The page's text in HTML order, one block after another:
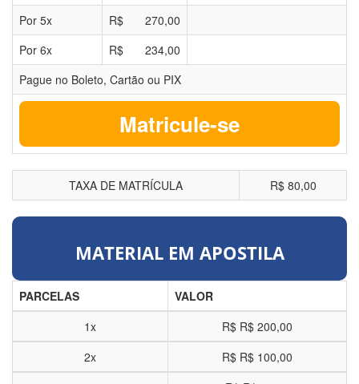
Por 5x R$
270,00
Por 6x R$
234,00
Pague no Boleto, Cartão ou PIX
Matricule-se
TAXA DE MATRÍCULA R$ 80,00
MATERIAL EM APOSTILA
PARCELAS
VALOR
1x
R$ R$ 200,00
2x
R$ R$ 100,00